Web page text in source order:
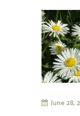
June 28,